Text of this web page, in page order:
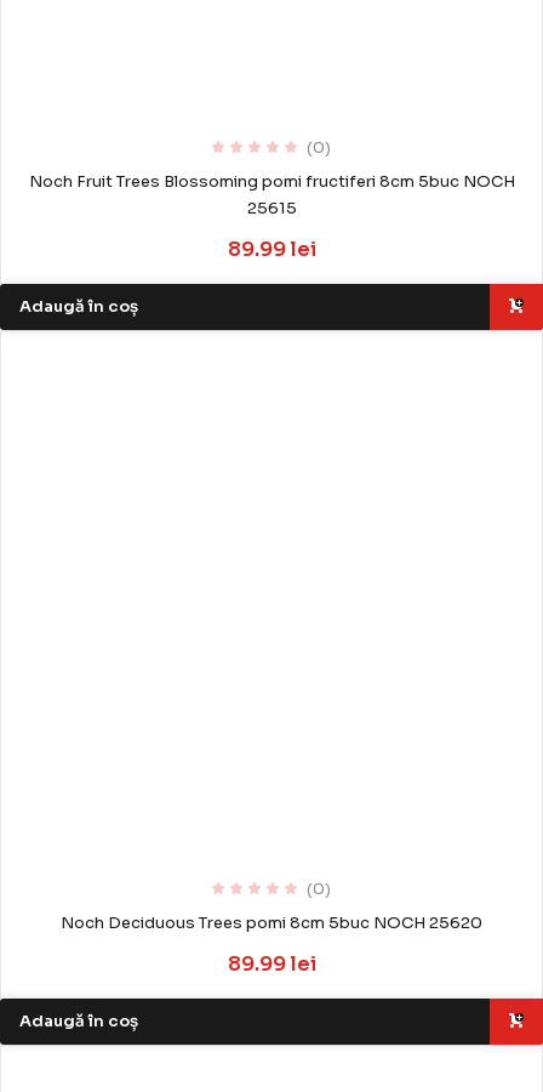
(0)
Noch Fruit Trees Blossoming pomi fructiferi 8cm 5buc NOCH
25615
89.99 lei
Adaugă în coș
(0)
Noch Deciduous Trees pomi 8cm 5buc NOCH 25620
89.99 lei
Adaugă în coș